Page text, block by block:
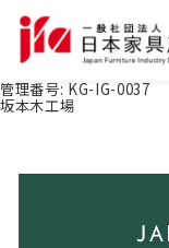
管理番号: KG-IG-0037
坂本木工場